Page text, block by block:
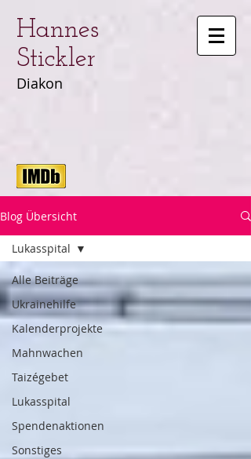
Hannes
Stickler
Diakon
Blog Übersicht
Alle Beiträge
Ukrainehilfe
Kalenderprojekte
Mahnwachen
Taizégebet
Lukasspital
Spendenaktionen
Sonstiges
Lukasspital